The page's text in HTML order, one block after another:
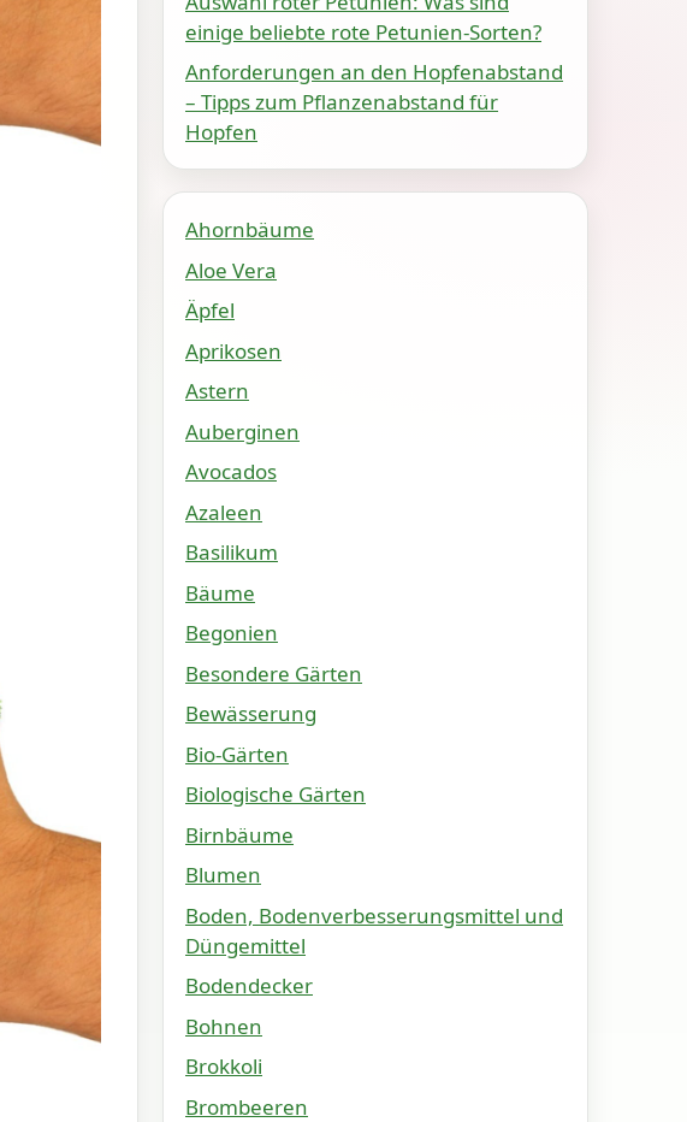
einige beliebte rote Petunien-Sorten?
Anforderungen an den Hopfenabstand
– Tipps zum Pflanzenabstand für
Hopfen
Ahornbäume
Aloe Vera
Äpfel
Aprikosen
Astern
Auberginen
Avocados
Azaleen
Basilikum
Bäume
Begonien
Besondere Gärten
Bewässerung
Bio-Gärten
Biologische Gärten
Birnbäume
Blumen
Boden, Bodenverbesserungsmittel und
Düngemittel
Bodendecker
Bohnen
Brokkoli
Brombeeren